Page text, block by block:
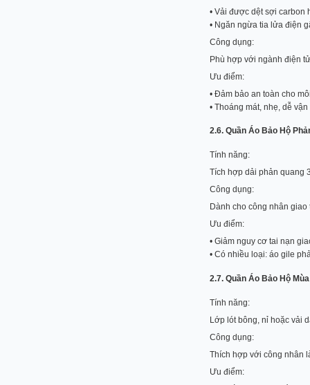
• Vải được dệt sợi carbon
• Ngăn ngừa tia lửa điện
Công dụng:
Phù hợp với ngành điện
Ưu điểm:
• Đảm bảo an toàn cho
• Thoáng mát, nhẹ, dễ
2.6. Quần Áo Bảo Hộ
Tính năng:
Tích hợp dải phản quang
Công dụng:
Dành cho công nhân
Ưu điểm:
• Giảm nguy cơ tai nạn
• Có nhiều loại: áo gile
2.7. Quần Áo Bảo Hộ
Tính năng:
Lớp lót bông, nỉ hoặc vải
Công dụng:
Thích hợp với công nhân
Ưu điểm: